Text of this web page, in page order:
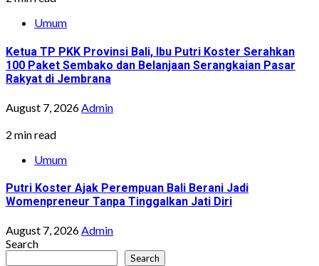
Umum
Ketua TP PKK Provinsi Bali, Ibu Putri Koster Serahkan
100 Paket Sembako dan Belanjaan Serangkaian Pasar
Rakyat di Jembrana
August 7, 2026Admin
2 min read
Umum
Putri Koster Ajak Perempuan Bali Berani Jadi
Womenpreneur Tanpa Tinggalkan Jati Diri
August 7, 2026Admin
Search
Search